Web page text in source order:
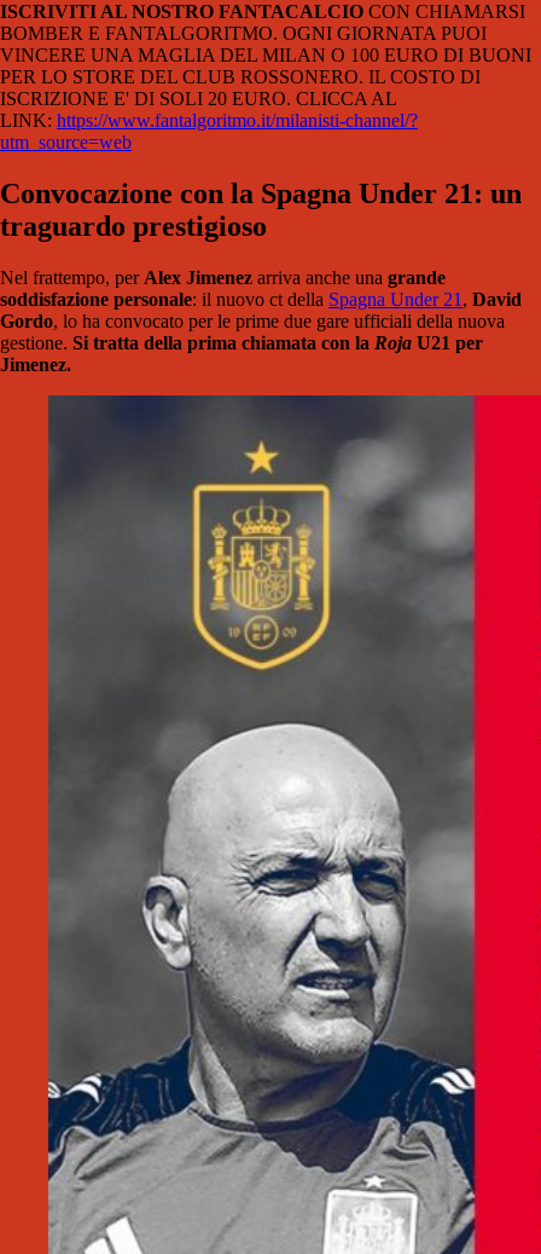
ISCRIVITI AL NOSTRO FANTACALCIO CON CHIAMARSI
BOMBER E FANTALGORITMO. OGNI GIORNATA PUOI
VINCERE UNA MAGLIA DEL MILAN O 100 EURO DI BUONI
PER LO STORE DEL CLUB ROSSONERO. IL COSTO DI
ISCRIZIONE E' DI SOLI 20 EURO. CLICCA AL
LINK: https://www.fantalgoritmo.it/milanisti-channel/?
utm_source=web
Convocazione con la Spagna Under 21: un
traguardo prestigioso
Nel frattempo, per Alex Jimenez arriva anche una grande
soddisfazione personale: il nuovo ct della Spagna Under 21 , David
Gordo, lo ha convocato per le prime due gare ufficiali della nuova
gestione. Si tratta della prima chiamata con la Roja U21 per
Jimenez.